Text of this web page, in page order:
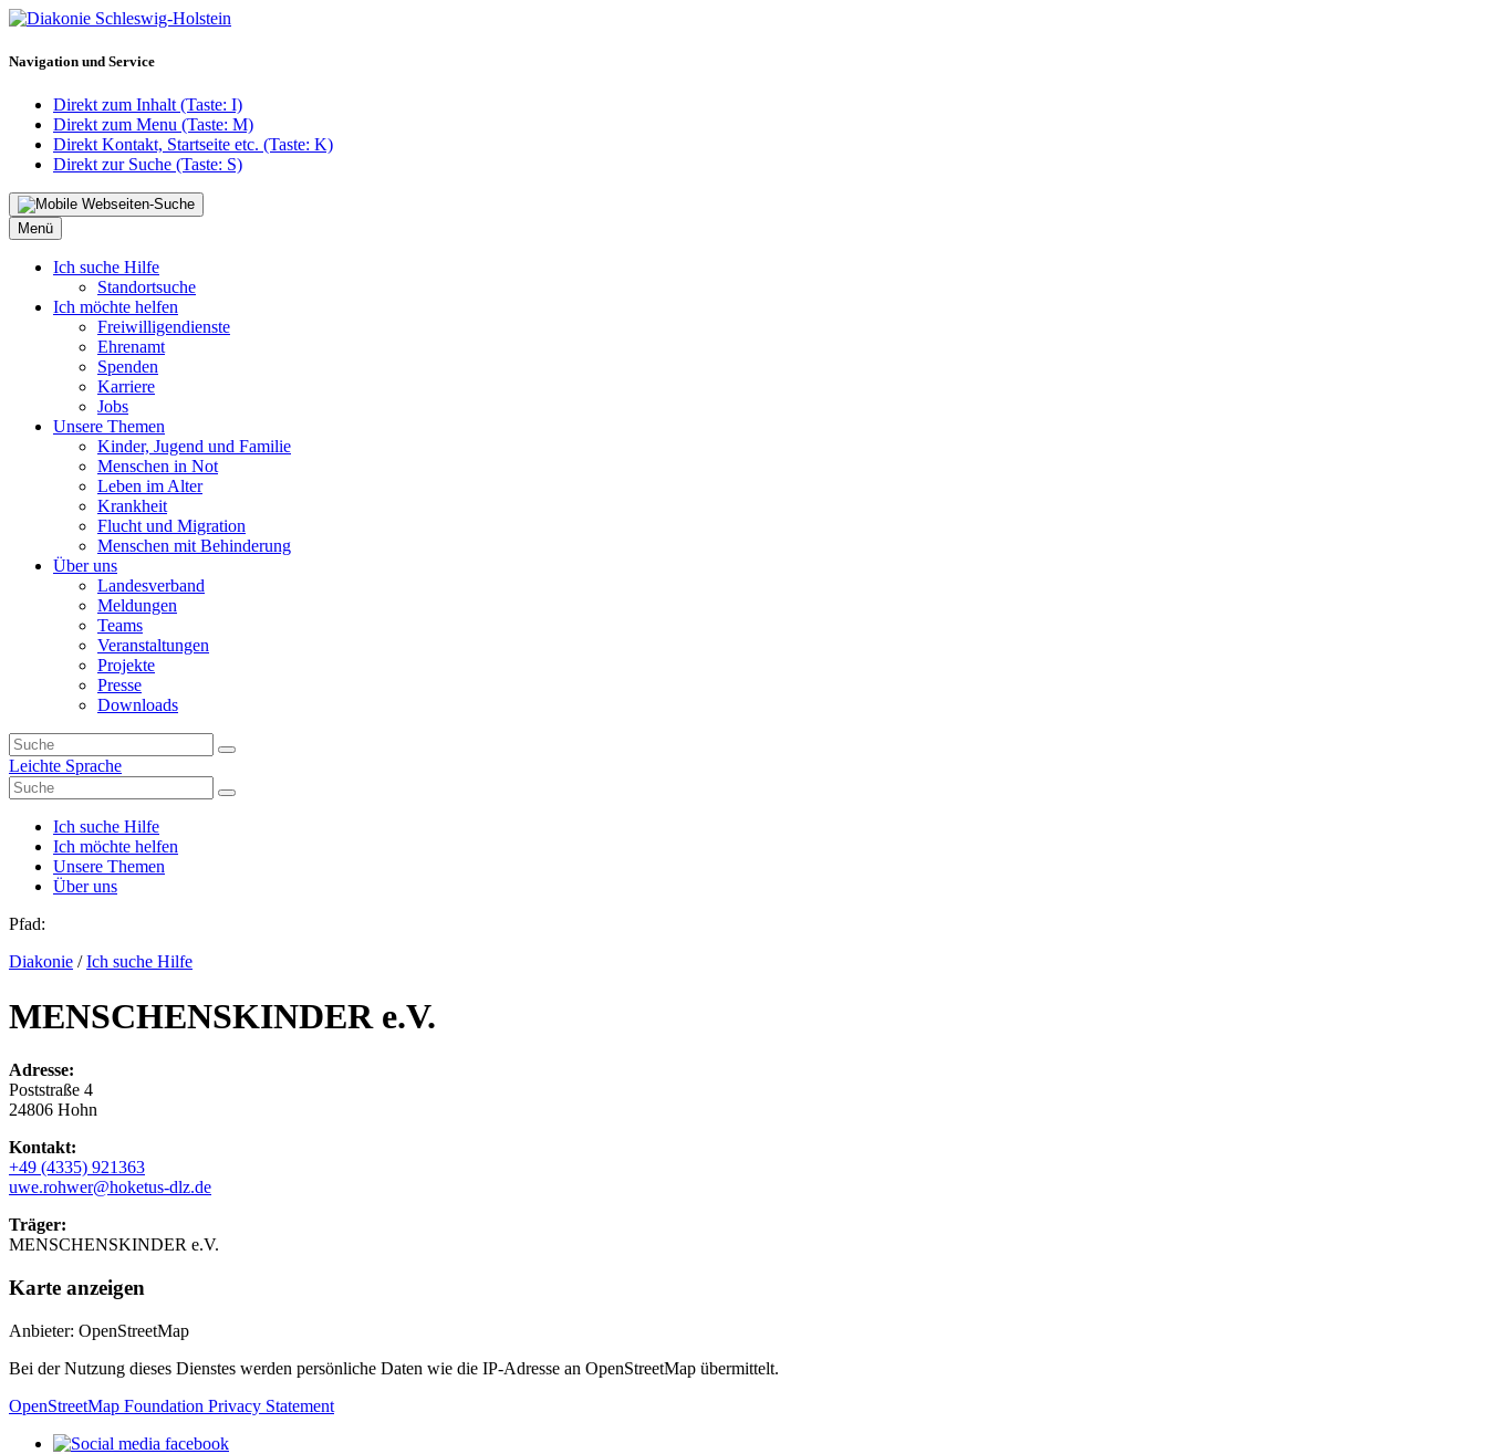
Navigation und Service
Direkt zum Inhalt (Taste: I)
Direkt zum Menu (Taste: M)
Direkt Kontakt, Startseite etc. (Taste: K)
Direkt zur Suche (Taste: S)
Menü
Ich suche Hilfe
Standortsuche
Ich möchte helfen
Freiwilligendienste
Ehrenamt
Spenden
Karriere
Jobs
Unsere Themen
Kinder, Jugend und Familie
Menschen in Not
Leben im Alter
Krankheit
Flucht und Migration
Menschen mit Behinderung
Über uns
Landesverband
Meldungen
Teams
Veranstaltungen
Projekte
Presse
Downloads
Leichte Sprache
Ich suche Hilfe
Ich möchte helfen
Unsere Themen
Über uns
Pfad:
Diakonie /Ich suche Hilfe
MENSCHENSKINDER e.V.
Adresse:
Poststraße 4
24806 Hohn
Kontakt:
+49 (4335) 921363
uwe.rohwer@hoketus-dlz.de
Träger:
MENSCHENSKINDER e.V.
Karte anzeigen
Anbieter: OpenStreetMap
Bei der Nutzung dieses Dienstes werden persönliche Daten wie die IP-Adresse an OpenStreetMap übermittelt.
OpenStreetMap Foundation Privacy Statement